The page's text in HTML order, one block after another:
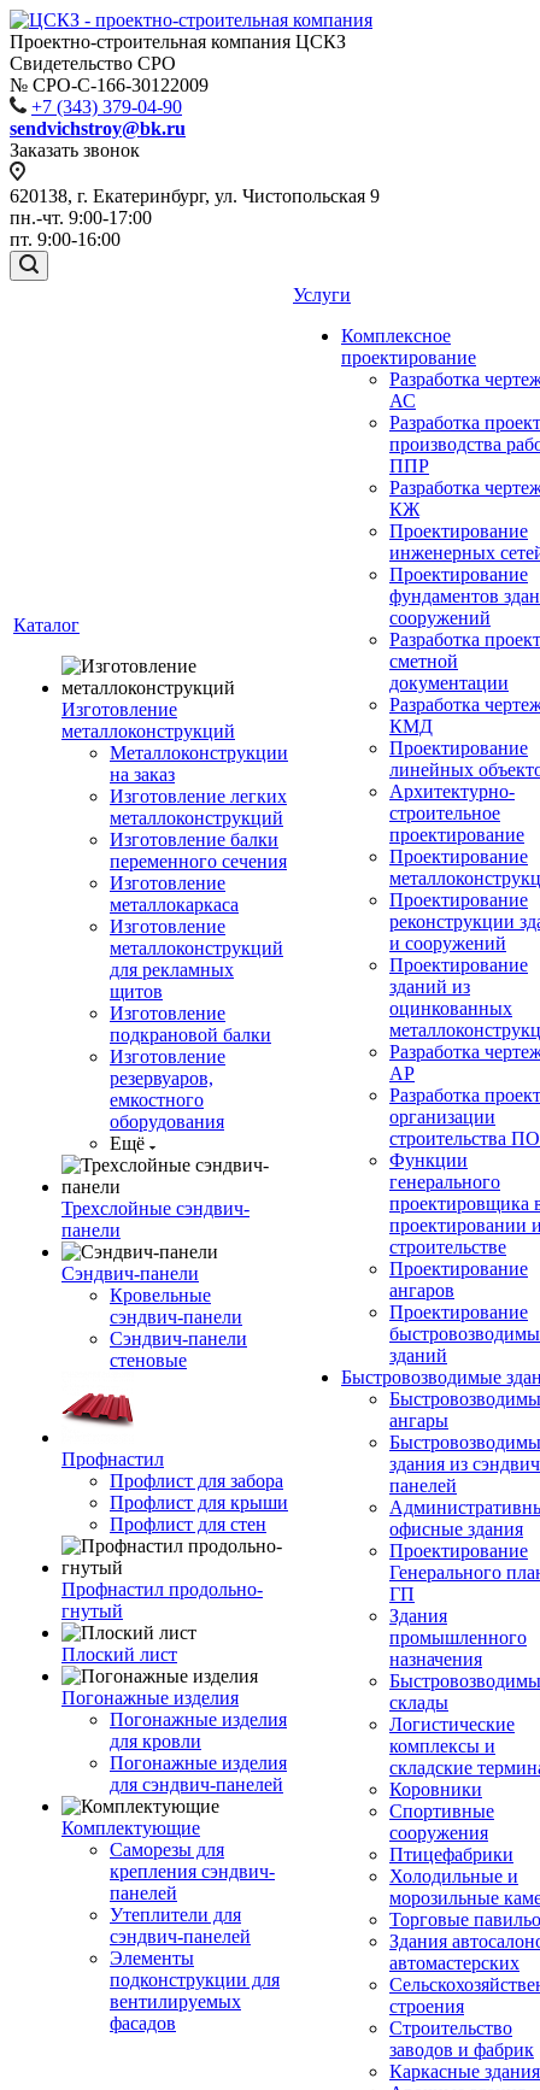
Проектно-строительная компания ЦСКЗ
Свидетельство СРО
№ СРО-С-166-30122009
+7 (343) 379-04-90
sendvichstroy@bk.ru
Заказать звонок
620138, г. Екатеринбург, ул. Чистопольская 9
пн.-чт. 9:00-17:00
пт. 9:00-16:00
Каталог
Изготовление
металлоконструкций
Металлоконструкции
на заказ
Изготовление легких
металлоконструкций
Изготовление балки
переменного сечения
Изготовление
металлокаркаса
Изготовление
металлоконструкций
для рекламных
щитов
Изготовление
подкрановой балки
Изготовление
резервуаров,
емкостного
оборудования
Ещё
Трехслойные сэндвич-
панели
Сэндвич-панели
Кровельные
сэндвич-панели
Сэндвич-панели
стеновые
Профнастил
Профлист для забора
Профлист для крыши
Профлист для стен
Профнастил продольно-
гнутый
Плоский лист
Погонажные изделия
Погонажные изделия
для кровли
Погонажные изделия
для сэндвич-панелей
Комплектующие
Саморезы для
крепления сэндвич-
панелей
Утеплители для
сэндвич-панелей
Элементы
подконструкции для
вентилируемых
фасадов
Услуги
Комплексное
проектирование
Разработка
АС
Разработка
производства
ППР
Разработка
КЖ
Проектирование
инженерных
Проектирование
фундаментов
сооружений
Разработка
сметной
документации
Разработка
КМД
Проектирование
линейных
Архитектурно-
строительное
проектирование
Проектирование
Проектирование
реконструкции
и сооружений
Проектирование
зданий из
оцинкованных
Разработка
АР
Разработка
организации
строительства
Функции
генерального
проектировщика
проектировании
строительстве
Проектирование
ангаров
Проектирование
зданий
Быстровозводимые
ангары
здания из сэндвич
панелей
офисные здания
Проектирование
Генерального
ГП
Здания
промышленного
назначения
склады
Логистические
комплексы и
складские
Коровники
Спортивные
сооружения
Птицефабрики
Холодильные и
морозильные
Торговые
Здания
автомастерских
строения
Строительство
заводов и фабрик
Каркасные здания